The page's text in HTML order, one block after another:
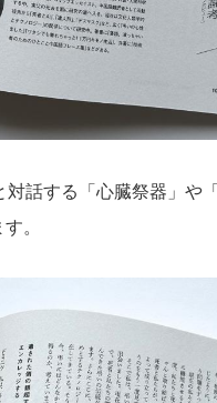
話する「心臓祭器」や
。